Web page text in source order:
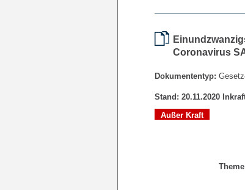
Coronavirus
Dokumententyp:
Stand: 20.11.2020
Außer Kraft